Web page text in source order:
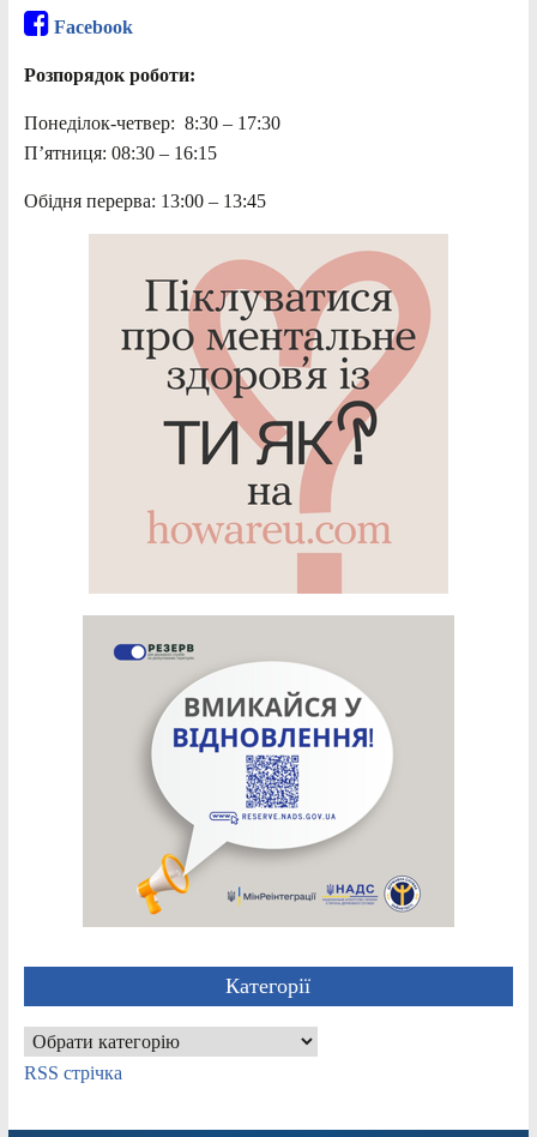
Facebook
Розпорядок роботи:
Понеділок-четвер: 8:30 – 17:30
П’ятниця: 08:30 – 16:15
Обідня перерва: 13:00 – 13:45
Категорії
Категорії
RSS стрічка